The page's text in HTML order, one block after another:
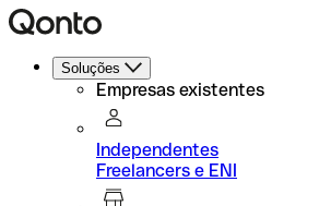
Soluções
Empresas existentes
Independentes
Freelancers e ENI